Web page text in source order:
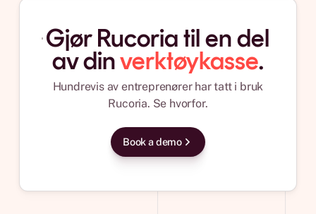
Gjør Rucoria til en del
av dinverktøykasse.
Hundrevis av entreprenører har tatt i bruk
Rucoria. Se hvorfor.
Book a demo